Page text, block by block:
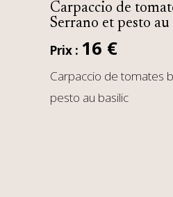
Carpaccio de
Serrano et pesto
Prix : 16 €
Carpaccio de tomates
pesto au basilic